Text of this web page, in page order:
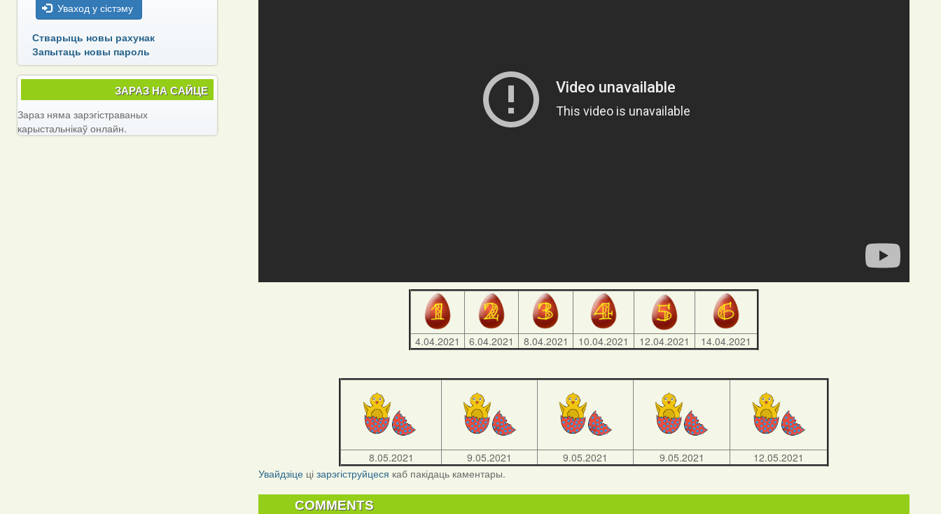
4.04.2021 6.04.2021 8.04.2021 10.04.2021 12.04.2021 14.04.2021
8.05.2021 9.05.2021 9.05.2021 9.05.2021
12.05.2021
Увайдзіце цізарэгіструйцеся каб пакідаць каментары.
COMMENTS
Уваход у сістэму
Стварыць новы рахунак
Запытаць новы пароль
ЗАРАЗ НА САЙЦЕ
Зараз няма зарэгістраваных
карыстальнікаў онлайн.